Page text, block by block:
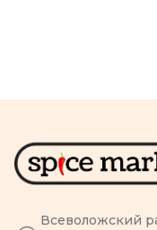
Всеволожский